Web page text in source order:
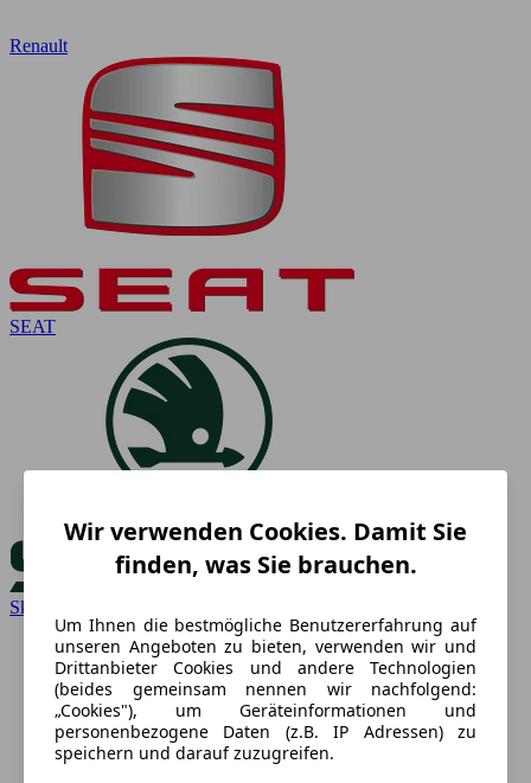
Renault
SEAT
Skoda
Wir verwenden Cookies. Damit Sie
finden, was Sie brauchen.
Um Ihnen die bestmögliche Benutzererfahrung auf
unseren Angeboten zu bieten, verwenden wir und
Drittanbieter Cookies und andere Technologien
(beides gemeinsam nennen wir nachfolgend:
„Cookies"), um Geräteinformationen und
personenbezogene Daten (z.B. IP Adressen) zu
speichern und darauf zuzugreifen.